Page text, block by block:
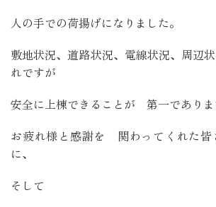
人の手での荷揚げになりました。
敷地状況、道路状況、電線状況、周辺
れですが
安全に上棟できることが 第一であり
お疲れ様と感謝を 関わってくれた皆
に、
そして